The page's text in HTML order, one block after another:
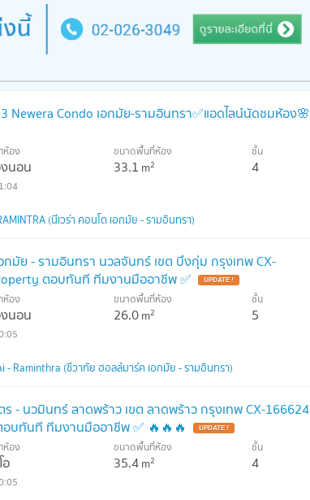
Newera Condo เอกมัย-รามอินทรา✅แอดไลน์นัดชมห้อง🌸
ห้อง
นอน
ขนาดพื้นที่ห้อง
33.1 m2
ชั้น
4
(นีเวร่า คอนโด เอกมัย - รามอินทรา)
กมัย - รามอินทรา นวลจันทร์ เขต บึงกุ่ม กรุงเทพ CX-
ตอบทันที ทีมงานมืออาชีพ ✅
UPDATE !
ห้อง
นอน
ขนาดพื้นที่ห้อง
26.0m2
ชั้น
5
- Raminthra (ชีวาทัย ฮอลล์มาร์ค เอกมัย - รามอินทรา)
ร - นวมินทร์ ลาดพร้าว เขต ลาดพร้าว กรุงเทพ CX-166624
บทันที ทีมงานมืออาชีพ ✅ 🔥🔥🔥
UPDATE !
ห้อง ขนาดพื้นที่ห้อง
35.4m2
ชั้น
4